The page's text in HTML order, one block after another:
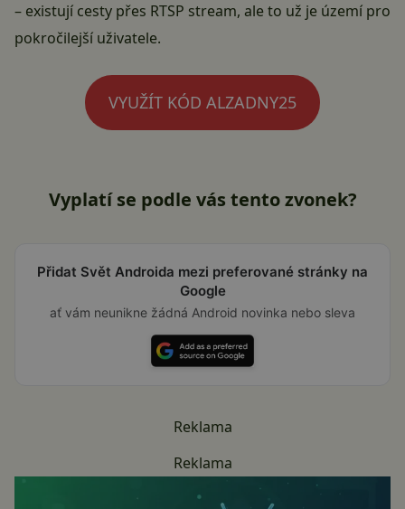
– existují cesty přes RTSP stream, ale to už je území pro
pokročilejší uživatele.
VYUŽÍT KÓD ALZADNY25
Vyplatí se podle vás tento zvonek?
Přidat Svět Androida mezi preferované stránky na
Google
ať vám neunikne žádná Android novinka nebo sleva
Reklama
Reklama